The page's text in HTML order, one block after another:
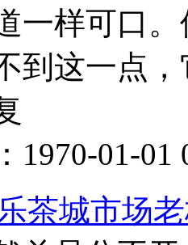
一样可口
到这一点
1970-01-
茶城市场